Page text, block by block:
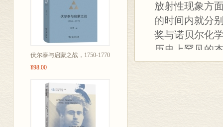
伏尔泰与启蒙之战，1750-1770
¥98.00
放射性现象方
的时间内就分
奖与诺贝尔化
历史上罕见的
响。她被许多